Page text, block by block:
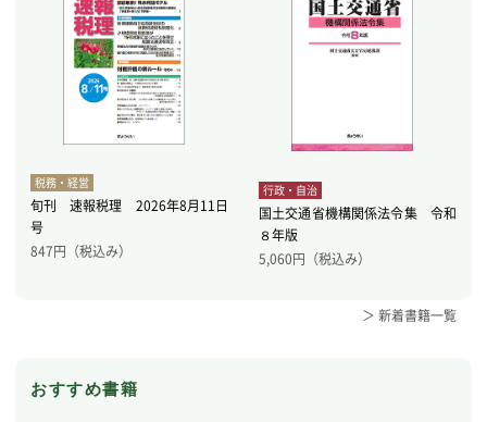
税務・経営
旬刊 速報税理 2026年8月11日
号
847円（税込み）
行政・自治
国土交通省機構関係法令集 令和
８年版
5,060円（税込み）
＞ 新着書籍一覧
おすすめ書籍